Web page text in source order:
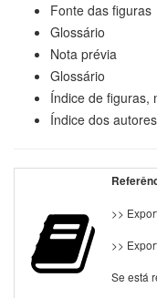
Fonte das figuras
Glossário
Nota prévia
Glossário
Índice de figuras,
Índice dos
>>
>>
Se está